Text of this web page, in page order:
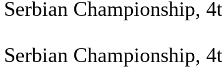
Serbian Championship,
Serbian Championship,